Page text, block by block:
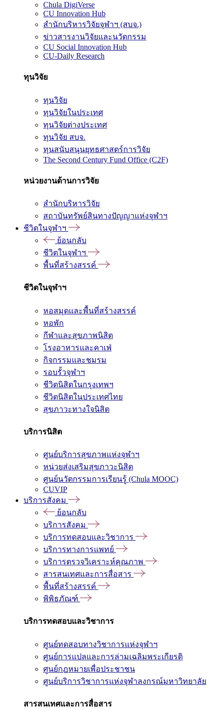
Chula DigiVerse
CU Innovation Hub
สำนักบริหารวิจัยจุฬาฯ (สบจ.)
ข่าวสารงานวิจัยและนวัตกรรม
CU Social Innovation Hub
CU-Daily Research
ทุนวิจัย
ทุนวิจัย
ทุนวิจัยในประเทศ
ทุนวิจัยต่างประเทศ
ทุนวิจัย สบจ.
ทุนสนับสนุนยุทธศาสตร์การวิจัย
The Second Century Fund Office (C2F)
หน่วยงานด้านการวิจัย
สำนักบริหารวิจัย
สถาบันทรัพย์สินทางปัญญาแห่งจุฬาฯ
ชีวิตในจุฬาฯ
ย้อนกลับ
ชีวิตในจุฬาฯ
พื้นที่สร้างสรรค์
ชีวิตในจุฬาฯ
หอสมุดและพื้นที่สร้างสรรค์
หอพัก
กีฬาและสุขภาพนิสิต
โรงอาหารและคาเฟ่
กิจกรรมและชมรม
รอบรั้วจุฬาฯ
ชีวิตนิสิตในกรุงเทพฯ
ชีวิตนิสิตในประเทศไทย
สุขภาวะทางใจนิสิต
บริการนิสิต
ศูนย์บริการสุขภาพแห่งจุฬาฯ
หน่วยส่งเสริมสุขภาวะนิสิต
ศูนย์นวัตกรรมการเรียนรู้ (Chula MOOC)
CUVIP
บริการสังคม
ย้อนกลับ
บริการสังคม
บริการทดสอบและวิชาการ
บริการทางการแพทย์
บริการตรวจวิเคราะห์คุณภาพ
สารสนเทศและการสื่อสาร
พื้นที่สร้างสรรค์
พิพิธภัณฑ์
บริการทดสอบและวิชาการ
ศูนย์ทดสอบทางวิชาการแห่งจุฬาฯ
ศูนย์การแปลและการล่ามเฉลิมพระเกียรติ
ศูนย์กฎหมายเพื่อประชาชน
ศูนย์บริการวิชาการแห่งจุฬาลงกรณ์มหาวิทยาลัย
สารสนเทศและการสื่อสาร